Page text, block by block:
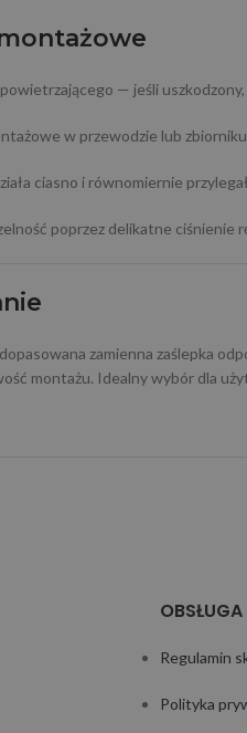
— jeśli uszkodzony,
w przewodzie lub
ciasno i równomiernie
poprzez delikatne ciśnienie
zamienna zaślepka
montażu. Idealny wybór dla
Regulamin
Polityka